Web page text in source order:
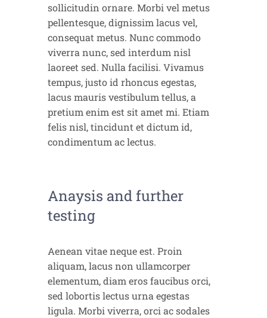
sollicitudin ornare. Morbi vel metus
pellentesque, dignissim lacus vel,
consequat metus. Nunc commodo
viverra nunc, sed interdum nisl
laoreet sed. Nulla facilisi. Vivamus
tempus, justo id rhoncus egestas,
lacus mauris vestibulum tellus, a
pretium enim est sit amet mi. Etiam
felis nisl, tincidunt et dictum id,
condimentum ac lectus.
Anaysis and further
testing
Aenean vitae neque est. Proin
aliquam, lacus non ullamcorper
elementum, diam eros faucibus orci,
sed lobortis lectus urna egestas
ligula. Morbi viverra, orci ac sodales